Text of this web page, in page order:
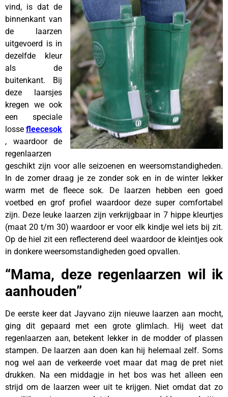
vind, is dat de
binnenkant van
de laarzen
uitgevoerd is in
dezelfde kleur
als de
buitenkant. Bij
deze laarsjes
kregen we ook
een speciale
losse fleecesok
, waardoor de
regenlaarzen
geschikt zijn voor alle seizoenen en weersomstandigheden.
In de zomer draag je ze zonder sok en in de winter lekker
warm met de fleece sok. De laarzen hebben een goed
voetbed en grof profiel waardoor deze super comfortabel
zijn. Deze leuke laarzen zijn verkrijgbaar in 7 hippe kleurtjes
(maat 20 t/m 30) waardoor er voor elk kindje wel iets bij zit.
Op de hiel zit een reflecterend deel waardoor de kleintjes ook
in donkere weersomstandigheden goed opvallen.
“Mama, deze regenlaarzen wil ik
aanhouden”
De eerste keer dat Jayvano zijn nieuwe laarzen aan mocht,
ging dit gepaard met een grote glimlach. Hij weet dat
regenlaarzen aan, betekent lekker in de modder of plassen
stampen. De laarzen aan doen kan hij helemaal zelf. Soms
nog wel aan de verkeerde voet maar dat mag de pret niet
drukken. Na een middagje in het bos was het alleen een
strijd om de laarzen weer uit te krijgen. Niet omdat dat zo